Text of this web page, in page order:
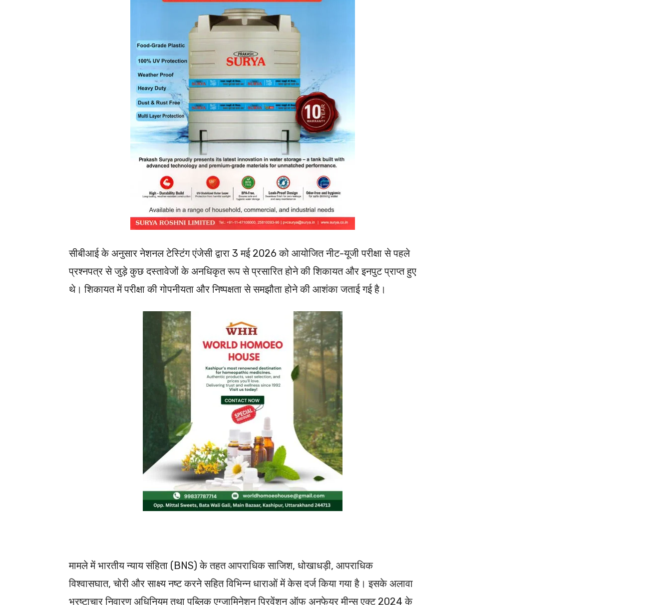
सीबीआई के अनुसार नेशनल टेस्टिंग एंजेसी द्वारा 3 मई 2026 को आयोजित नीट-यूजी परीक्षा से पहले
प्रश्नपत्र से जुड़े कुछ दस्तावेजों के अनधिकृत रूप से प्रसारित होने की शिकायत और इनपुट प्राप्त हुए
थे। शिकायत में परीक्षा की गोपनीयता और निष्पक्षता से समझौता होने की आशंका जताई गई है।
मामले में भारतीय न्याय संहिता (BNS) के तहत आपराधिक साजिश, धोखाधड़ी, आपराधिक
विश्वासघात, चोरी और साक्ष्य नष्ट करने सहित विभिन्न धाराओं में केस दर्ज किया गया है। इसके अलावा
भ्रष्टाचार निवारण अधिनियम तथा पब्लिक एग्जामिनेशन प्रिवेंशन ऑफ अनफेयर मीन्स एक्ट 2024 के